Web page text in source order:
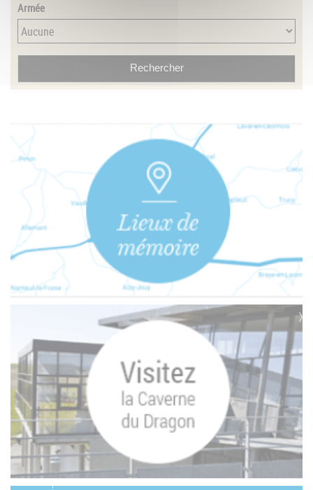
Armée